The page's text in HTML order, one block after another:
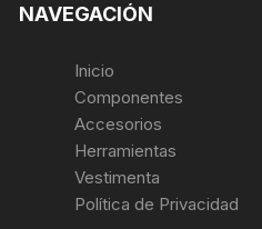
NAVEGACIÓN
Inicio
Componentes
Accesorios
Herramientas
Vestimenta
Política de Privacidad